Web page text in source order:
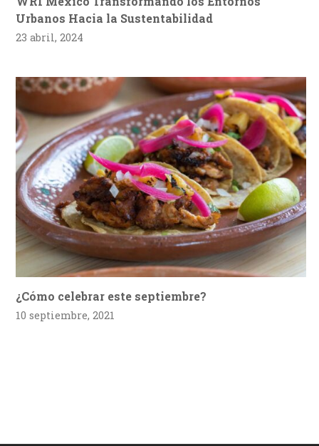
Urbanos Hacia la Sustentabilidad
23 abril, 2024
¿Cómo celebrar este septiembre?
10 septiembre, 2021